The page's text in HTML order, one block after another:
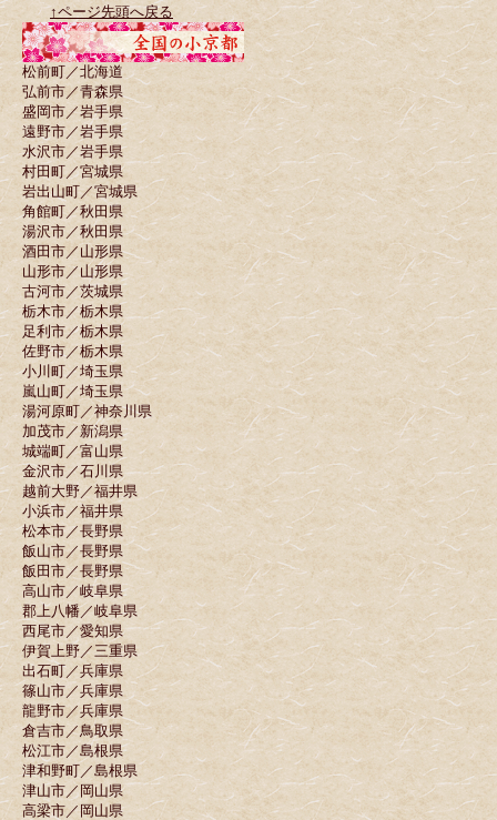
↑ページ先頭へ戻る
松前町／北海道
弘前市／青森県
盛岡市／岩手県
遠野市／岩手県
水沢市／岩手県
村田町／宮城県
岩出山町／宮城県
角館町／秋田県
湯沢市／秋田県
酒田市／山形県
山形市／山形県
古河市／茨城県
栃木市／栃木県
足利市／栃木県
佐野市／栃木県
小川町／埼玉県
嵐山町／埼玉県
湯河原町／神奈川県
加茂市／新潟県
城端町／富山県
金沢市／石川県
越前大野／福井県
小浜市／福井県
松本市／長野県
飯山市／長野県
飯田市／長野県
高山市／岐阜県
郡上八幡／岐阜県
西尾市／愛知県
伊賀上野／三重県
出石町／兵庫県
篠山市／兵庫県
龍野市／兵庫県
倉吉市／鳥取県
松江市／島根県
津和野町／島根県
津山市／岡山県
高梁市／岡山県